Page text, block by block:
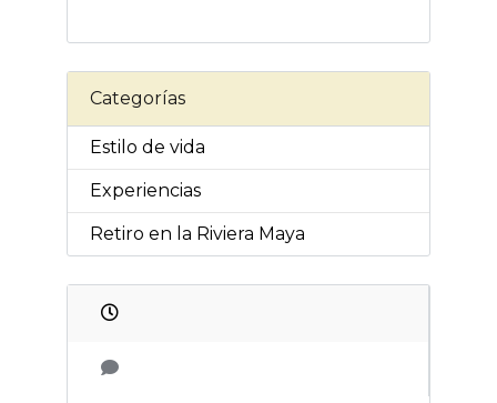
Categorías
Estilo de vida
Experiencias
Retiro en la Riviera Maya